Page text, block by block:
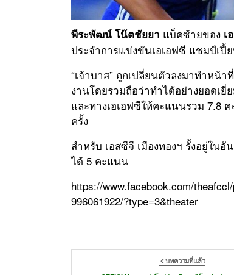
พีระพัฒน์ โน๊ตชัยยา แบ็คซ้ายของ เ
ประจำการแข่งขันเอเอฟซี แชมป์เปี้
“เจ้าบาส” ถูกเปลี่ยนตัวลงมาทำหน้
งานโดยรวมถือว่าทำได้อย่างยอดเ
และทางเอเอฟซีให้คะแนนรวม 7.8
ครั้ง
สำหรับ เอสซีจี เมืองทองฯ รั้งอยู่ใน
ได้ 5 คะแนน
https://www.facebook.com/
996061922/?type=3&theater
บทความที่แล้ว